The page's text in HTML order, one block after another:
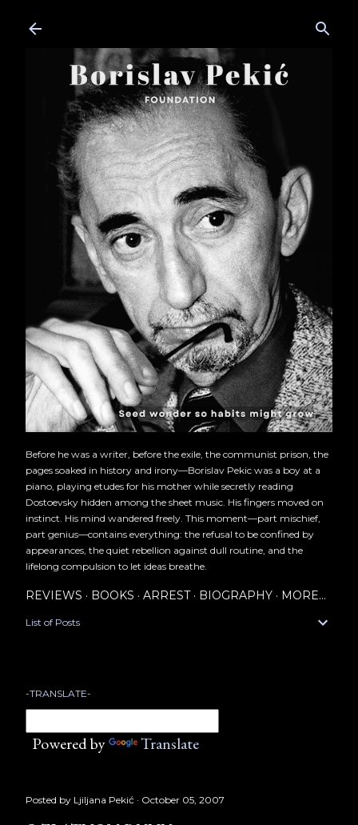
Before he was a writer, before the exile, the communist prison, the
pages soaked in history and irony—Borislav Pekic was a boy at a
piano, playing etudes for his mother while secretly reading
Dostoevsky hidden among the sheet music. His fingers moved on
instinct. His mind wandered freely. This moment—part mischief,
part genius—contains everything: the refusal to be confined by
appearances, the quiet rebellion against dull routine, and the
lifelong compulsion to let ideas breathe.
REVIEWS BOOKS ARREST BIOGRAPHY MORE…
List of Posts
-TRANSLATE-
Powered by Translate
Posted by Ljiljana Pekić October 05, 2007